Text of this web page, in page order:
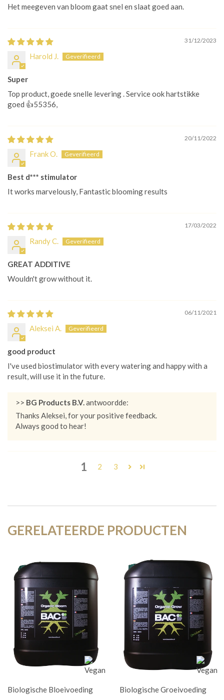
Het meegeven van bloom gaat snel en slaat goed aan.
31/12/2023
Harold J.
Super
Top product, goede snelle levering . Service ook hartstikke
goed 👍55356,
20/11/2022
Frank O.
Best d*** stimulator
It works marvelously, Fantastic blooming results
17/03/2022
Randy C.
GREAT ADDITIVE
Wouldn't grow without it.
06/11/2021
Aleksei A.
good product
I've used biostimulator with every watering and happy with a
result, will use it in the future.
>> BG Products B.V.antwoordde:
Thanks Aleksei, for your positive feedback.
Always good to hear!
1 2 3
GERELATEERDE PRODUCTEN
Biologische Bloeivoeding Biologische Groeivoeding